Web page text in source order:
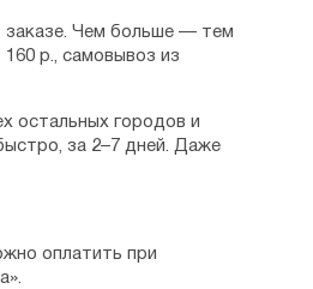
заказе. Чем больше — тем
р., самовывоз из
остальных городов и
за 2–7 дней. Даже
оплатить при